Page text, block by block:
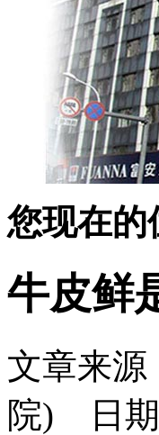
您现在的
牛皮鲜
文章来源
院) 日期